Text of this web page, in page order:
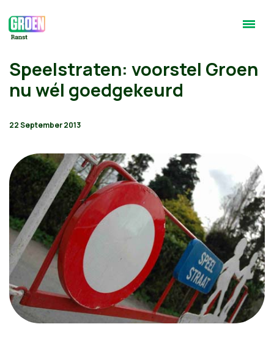
Speelstraten: voorstel Groen
nu wél goedgekeurd
22 September 2013